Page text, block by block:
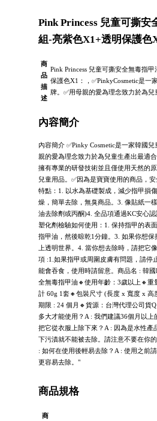
Pink Princess 兒童可撕安
組-亮紫色X1+透明保護色
商
品
描
述
Pink Princess 兒童可撕安全無毒指
保護色X1：，✅PinkyCosmetic是一
牌。✅用母親的愛為理念致力於為
內容簡介
內容簡介 ✅Pinky Cosmetic是一家韓國
親的愛為理念致力於為兒童生產出最適
擁有專業的研發技術並且僅使用天然的
兒童用品。✅因為是寶寶使用的商品，
特點：1. 以水為基礎製成，減少指甲損
燥，簡單去除，無臭商品。3. 像貼紙一
油去除劑或丙酮)4. 全品項通過KC安心
塑化劑檢驗如何使用：1. 保持指甲的表
指甲油，然後晾乾1分鐘。3. 如果你想
上透明世界。4. 當你想去除時，請把它
項 :1.如果指甲或周圍皮膚有問題，請停
能會吞食，使用時請留意。商品名 : 韓國
全無毒指甲油🔸使用年齡：3歲以上🔸重
計 60g 1套🔸包裝尺寸 (長度 x 寬度 x 高
期限 : 24 個月🔸貨源：台灣代理公司貨
多大才能使用？A : 我們建議36個月以上
把它從衣服上除下來？A : 因為是水性產
下污漬就不能被去除。請注意不要在你
: 如何在使用後輕易去除？A : 使用之前
更容易去除。"
商品規格
商